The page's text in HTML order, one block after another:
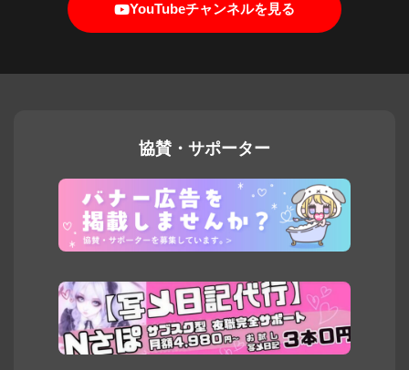
YouTubeチャンネルを見る
協賛・サポーター